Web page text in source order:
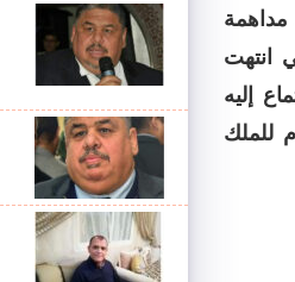
مداهمة
انتهت
إليه
للملك